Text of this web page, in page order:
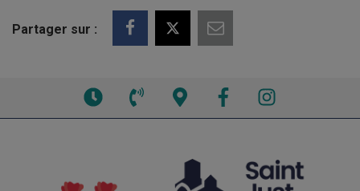
Partager sur :
Voir
téléphone
Facebook